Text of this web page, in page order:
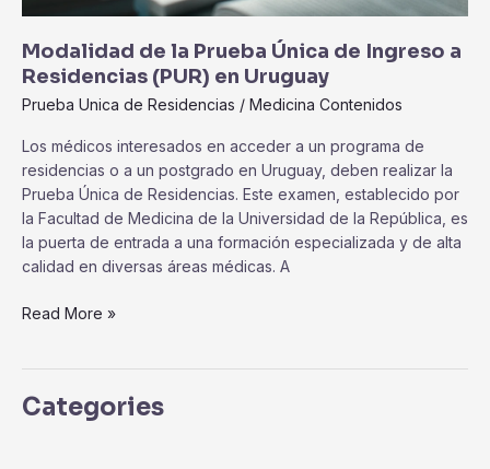
Modalidad de la Prueba Única de Ingreso a
Residencias (PUR) en Uruguay
Prueba Unica de Residencias / Medicina Contenidos
Los médicos interesados en acceder a un programa de
residencias o a un postgrado en Uruguay, deben realizar la
Prueba Única de Residencias. Este examen, establecido por
la Facultad de Medicina de la Universidad de la República, es
la puerta de entrada a una formación especializada y de alta
calidad en diversas áreas médicas. A
Read More »
Categories